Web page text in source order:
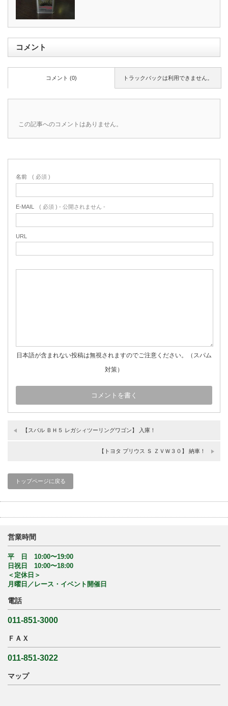
コメント
トラックバックは利用できません。
コメント (0)
この記事へのコメントはありません。
名前 ( 必須 )
E-MAIL ( 必須 ) - 公開されません -
URL
日本語が含まれない投稿は無視されますのでご注意ください。（スパム
対策）
【スバル ＢＨ５ レガシィツーリングワゴン】 入庫！
【トヨタ プリウス Ｓ ＺＶＷ３０】 納車！
トップページに戻る
営業時間
平 日 10:00〜19:00
日祝日 10:00〜18:00
＜定休日＞
月曜日／レース・イベント開催日
電話
011-851-3000
ＦＡＸ
011-851-3022
マップ